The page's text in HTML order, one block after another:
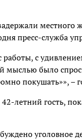
местного
пресс-служба
с
мыслью было
покушать»», –
летний гость,
уголовное